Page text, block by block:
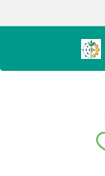
navigation